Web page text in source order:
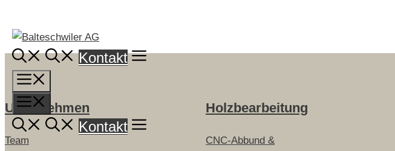
zum
Inhalt
Kontakt
Menü
Kontakt
Unternehmen
Team
Holzbearbeitung
CNC-Abbund &